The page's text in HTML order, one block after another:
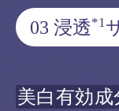
03 浸透*1
美白有効成